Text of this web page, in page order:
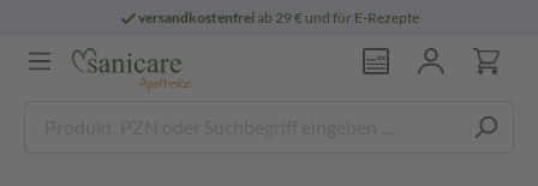
versandkostenfreiab 29 € und für E-Rezepte